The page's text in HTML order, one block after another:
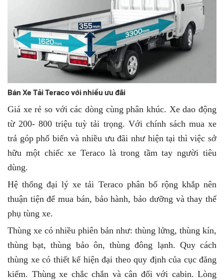
Bán Xe Tải Teraco với nhiều ưu đãi
Giá xe rẻ so với các dòng cùng phân khúc. Xe dao động
từ 200- 800 triệu tuỳ tải trọng. Với chính sách mua xe
trả góp phổ biến và nhiều ưu đãi như hiện tại thì việc sở
hữu một chiếc xe Teraco là trong tầm tay người tiêu
dùng.
Hệ thống đại lý xe tải Teraco phân bố rộng khắp nên
thuận tiện để mua bán, bảo hành, bảo dưỡng và thay thế
phụ tùng xe.
Thùng xe có nhiều phiên bản như: thùng lửng, thùng kín,
thùng bạt, thùng bảo ôn, thùng đông lạnh. Quy cách
thùng xe có thiết kế hiện đại theo quy định của cục đăng
kiểm. Thùng xe chắc chắn và cân đối với cabin. Lòng